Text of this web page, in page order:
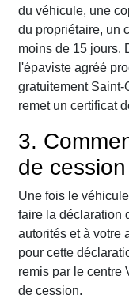
du véhicule, une
du propriétaire, un
moins de 15 jours.
l'épaviste agréé
gratuitement
remet un certificat
3.
de
Une fois le
faire la déclaration
autorités et à votre
pour cette
remis par le centre
de cession.